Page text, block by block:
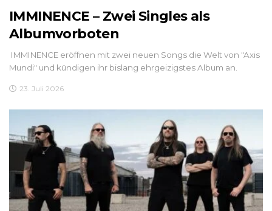
IMMINENCE – Zwei Singles als
Albumvorboten
IMMINENCE eröffnen mit zwei neuen Songs die Welt von "Axis
Mundi" und kündigen ihr bislang ehrgeizigstes Album an.
23. Juli 2026